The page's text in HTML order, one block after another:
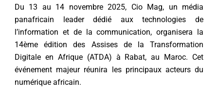
Du 13 au 14 novembre 2025, Cio Mag, un média
panafricain leader dédié aux technologies de
l’information et de la communication, organisera la
14ème édition des Assises de la Transformation
Digitale en Afrique (ATDA) à Rabat, au Maroc. Cet
événement majeur réunira les principaux acteurs du
numérique africain.